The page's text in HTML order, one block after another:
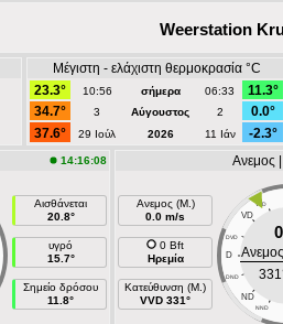
Weerstation
Μέγιστη - ελάχιστη θερμοκρασία °C
23.3°
10:56 σήμερα 06:33
11.3°
34.7°
3 Αύγουστος 2
0.0°
37.6°
29 Ιούλ 2026 11 Ιάν -2.3°
14:16:08
Αισθάνεται
20.8°
υγρό
15.7°
Σημείο δρόσου
11.8°
Ανεμος
Ανεμος (Μ.)
0.0 m/s
0 Bft
Ηρεμία
Κατεύθυνση (Μ.)
VVD 331°
VVD
VD
DVD
D
DND
ND
NND
0
Ανεμος